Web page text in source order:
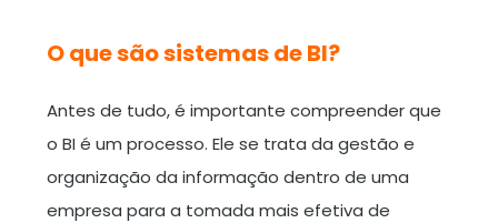
O que são sistemas de BI?
Antes de tudo, é importante compreender que
o BI é um processo. Ele se trata da gestão e
organização da informação dentro de uma
empresa para a tomada mais efetiva de